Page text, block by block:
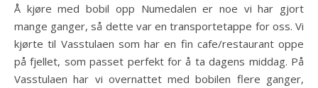
Å kjøre med bobil opp Numedalen er noe vi har gjort
mange ganger, så dette var en transportetappe for oss. Vi
kjørte til Vasstulaen som har en fin cafe/restaurant oppe
på fjellet, som passet perfekt for å ta dagens middag. På
Vasstulaen har vi overnattet med bobilen flere ganger,